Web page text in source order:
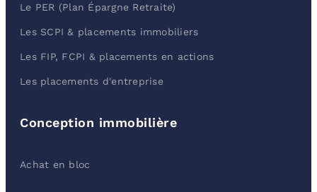
Le PER (Plan Épargne Retraite)
Les SCPI & placements immobiliers
Les FIP, FCPI & placements en actions
Les placements d'entreprise
Conception immobilière
Achat en bloc